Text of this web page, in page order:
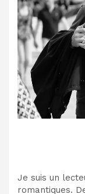
Je suis un
romantiques.